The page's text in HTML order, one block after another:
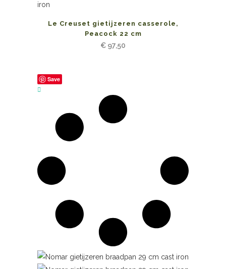
Le Creuset gietijzeren casserole,
Peacock 22 cm
€ 97,50
Save